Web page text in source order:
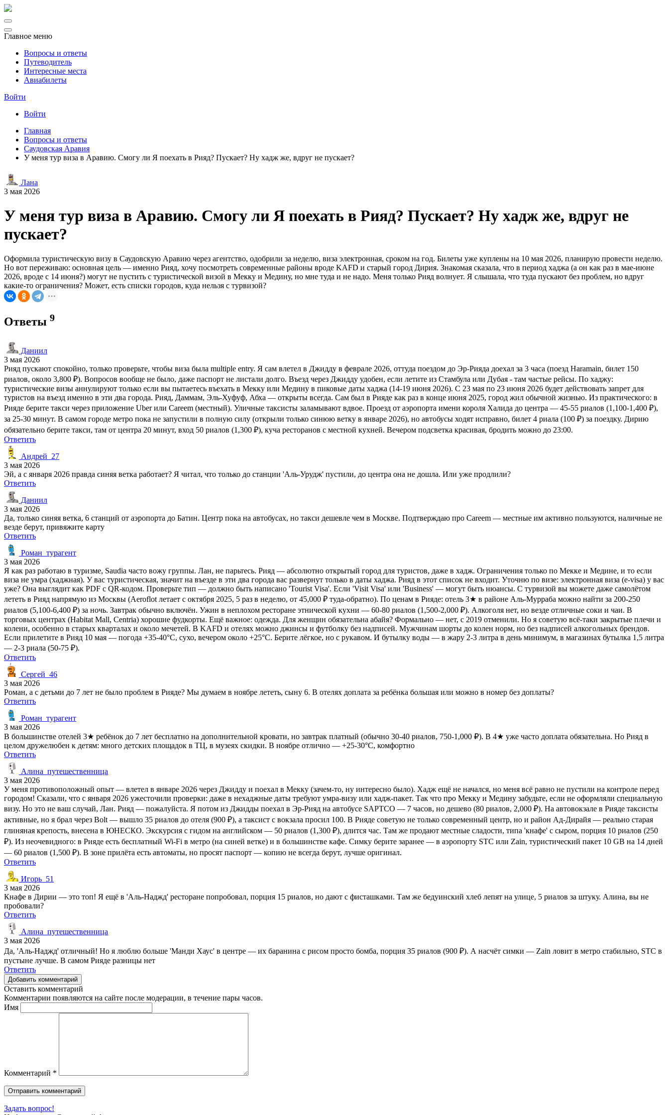
Главное меню
Вопросы и ответы
Путеводитель
Интересные места
Авиабилеты
Войти
Войти
Главная
Вопросы и ответы
Саудовская Аравия
У меня тур виза в Аравию. Смогу ли Я поехать в Рияд? Пускает? Ну хадж же, вдруг не пускает?
Лана
3 мая 2026
У меня тур виза в Аравию. Смогу ли Я поехать в Рияд? Пускает? Ну хадж же, вдруг не
пускает?
Оформила туристическую визу в Саудовскую Аравию через агентство, одобрили за неделю, виза электронная, сроком на год. Билеты уже куплены на 10 мая 2026, планирую провести неделю.
Но вот переживаю: основная цель — именно Рияд, хочу посмотреть современные районы вроде KAFD и старый город Дирия. Знакомая сказала, что в период хаджа (а он как раз в мае-июне
2026, вроде с 14 июня?) могут не пустить с туристической визой в Мекку и Медину, но мне туда и не надо. Меня только Рияд волнует. Я слышала, что туда пускают без проблем, но вдруг
какие-то ограничения? Может, есть списки городов, куда нельзя с турвизой?
Ответы 9
Даниил
3 мая 2026
Рияд пускают спокойно, только проверьте, чтобы виза была multiple entry. Я сам влeтел в Джидду в феврале 2026, оттуда поездом до Эр-Рияда доехал за 3 часа (поезд Haramain, билет 150
риалов, около 3,800 ₽). Вопросов вообще не было, даже паспорт не листали долго. Въезд через Джидду удобен, если летите из Стамбула или Дубая - там частые рейсы. По хаджу:
туристические визы аннулируют только если вы пытаетесь въехать в Мекку или Медину в пиковые даты хаджа (14-19 июня 2026). С 23 мая по 23 июня 2026 будет действовать запрет для
туристов на въезд именно в эти два города. Рияд, Даммам, Эль-Хуфуф, Абха — открыты всегда. Сам был в Рияде как раз в конце июня 2025, город жил обычной жизнью. Из практического: в
Рияде берите такси через приложение Uber или Careem (местный). Уличные таксисты заламывают вдвое. Проезд от аэропорта имени короля Халида до центра — 45-55 риалов (1,100-1,400 ₽),
за 25-30 минут. В самом городе метро пока не запустили в полную силу (открыли только синюю ветку в январе 2026), но автобусы ходят исправно, билет 4 риала (100 ₽) за поездку. Дирию
обязательно берите такси, там от центра 20 минут, вход 50 риалов (1,300 ₽), куча ресторанов с местной кухней. Вечером подсветка красивая, бродить можно до 23:00.
Ответить
Андрей_27
3 мая 2026
Эй, а с января 2026 правда синяя ветка работает? Я читал, что только до станции 'Аль-Урудж' пустили, до центра она не дошла. Или уже продлили?
Ответить
Даниил
3 мая 2026
Да, только синяя ветка, 6 станций от аэропорта до Батин. Центр пока на автобусах, но такси дешевле чем в Москве. Подтверждаю про Careem — местные им активно пользуются, наличные не
везде берут, привяжите карту
Ответить
Роман_турагент
3 мая 2026
Я как раз работаю в туризме, Saudia часто вожу группы. Лан, не парьтесь. Рияд — абсолютно открытый город для туристов, даже в хадж. Ограничения только по Мекке и Медине, и то если
виза не умра (хаджная). У вас туристическая, значит на въезде в эти два города вас развернут только в даты хаджа. Рияд в этот список не входит. Уточню по визе: электронная виза (e-visa) у вас
уже? Она выглядит как PDF с QR-кодом. Проверьте тип — должно быть написано 'Tourist Visa'. Если 'Visit Visa' или 'Business' — могут быть нюансы. С турвизой вы можете даже самолётом
лететь в Рияд напрямую из Москвы (Aeroflot летает с октября 2025, 5 раз в неделю, от 45,000 ₽ туда-обратно). По ценам в Рияде: отель 3★ в районе Аль-Мурраба можно найти за 200-250
риалов (5,100-6,400 ₽) за ночь. Завтрак обычно включён. Ужин в неплохом ресторане этнической кухни — 60-80 риалов (1,500-2,000 ₽). Алкоголя нет, но везде отличные соки и чаи. В
торговых центрах (Habitat Mall, Centria) хорошие фудкорты. Ещё важное: одежда. Для женщин обязательна абайя? Формально — нет, с 2019 отменили. Но я советую всё-таки закрытые плечи и
колени, особенно в старых кварталах и около мечетей. В KAFD и отелях можно джинсы и футболку без надписей. Мужчинам шорты до колен норм, но без надписей алкогольных брендов.
Если прилетите в Рияд 10 мая — погода +35-40°C, сухо, вечером около +25°C. Берите лёгкое, но с рукавом. И бутылку воды — в жару 2-3 литра в день минимум, в магазинах бутылка 1,5 литра
— 2-3 риала (50-75 ₽).
Ответить
Сергей_46
3 мая 2026
Роман, а с детьми до 7 лет не было проблем в Рияде? Мы думаем в ноябре лететь, сыну 6. В отелях доплата за ребёнка большая или можно в номер без доплаты?
Ответить
Роман_турагент
3 мая 2026
В большинстве отелей 3★ ребёнок до 7 лет бесплатно на дополнительной кровати, но завтрак платный (обычно 30-40 риалов, 750-1,000 ₽). В 4★ уже часто доплата обязательна. Но Рияд в
целом дружелюбен к детям: много детских площадок в ТЦ, в музеях скидки. В ноябре отлично — +25-30°C, комфортно
Ответить
Алина_путешественница
3 мая 2026
У меня противоположный опыт — влетел в январе 2026 через Джидду и поехал в Мекку (зачем-то, ну интересно было). Хадж ещё не начался, но меня всё равно не пустили на контроле перед
городом! Сказали, что с января 2026 ужесточили проверки: даже в нехаджные даты требуют умра-визу или хадж-пакет. Так что про Мекку и Медину забудьте, если не оформляли специальную
визу. Но это не ваш случай, Лан. Рияд — пожалуйста. Я потом из Джидды поехал в Эр-Рияд на автобусе SAPTCO — 7 часов, но дешево (80 риалов, 2,000 ₽). На автовокзале в Рияде таксисты
активные, но я брал через Bolt — вышло 35 риалов до отеля (900 ₽), а таксист с вокзала просил 100. В Рияде советую не только современный центр, но и район Ад-Дирайя — реально старая
глиняная крепость, внесена в ЮНЕСКО. Экскурсия с гидом на английском — 50 риалов (1,300 ₽), длится час. Там же продают местные сладости, типа 'кнафе' с сыром, порция 10 риалов (250
₽). Из неочевидного: в Рияде есть бесплатный Wi-Fi в метро (на синей ветке) и в большинстве кафе. Симку берите заранее — в аэропорту STC или Zain, туристический пакет 10 GB на 14 дней
— 60 риалов (1,500 ₽). В зоне прилёта есть автоматы, но просят паспорт — копию не всегда берут, лучше оригинал.
Ответить
Игорь_51
3 мая 2026
Кнафе в Дирии — это топ! Я ещё в 'Аль-Наджд' ресторане попробовал, порция 15 риалов, но дают с фисташками. Там же бедуинский хлеб лепят на улице, 5 риалов за штуку. Алина, вы не
пробовали?
Ответить
Алина_путешественница
3 мая 2026
Да, 'Аль-Наджд' отличный! Но я люблю больше 'Манди Хаус' в центре — их баранина с рисом просто бомба, порция 35 риалов (900 ₽). А насчёт симки — Zain ловит в метро стабильно, STC в
пустыне лучше. В самом Рияде разницы нет
Ответить
Добавить комментарий
Оставить комментарий
Комментарии появляются на сайте после модерации, в течение пары часов.
Имя
Комментарий *
Задать вопрос!